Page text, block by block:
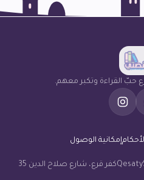
حبّ القراءة وتكبر معهم.
إمكانية الوصول
كفر قرع، شارع صلاح الدين 35